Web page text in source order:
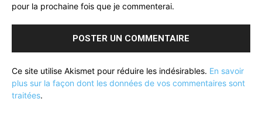
pour la prochaine fois que je commenterai.
Ce site utilise Akismet pour réduire les indésirables. En savoir
plus sur la façon dont les données de vos commentaires sont
traitées.